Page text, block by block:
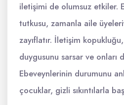
iletişimi de olumsuz etkiler.
tutkusu, zamanla aile
zayıflatır. İletişim
duygusunu sarsar ve onları
Ebeveynlerinin durumunu
çocuklar, gizli sıkıntılarla